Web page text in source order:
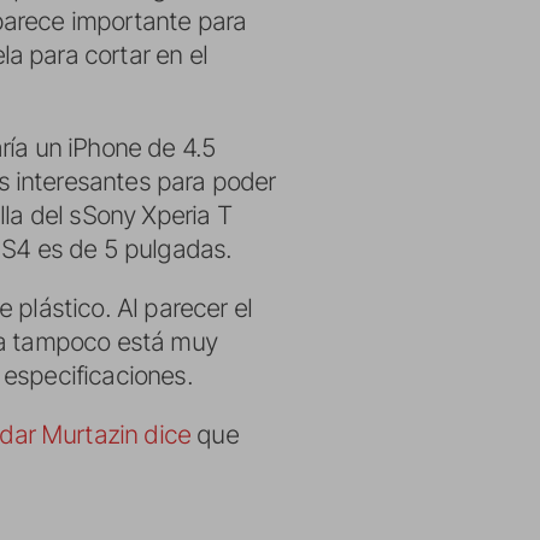
importante para
para cortar en el
un iPhone de 4.5
interesantes para poder
del sSony Xperia T
es de 5 pulgadas.
plástico. Al parecer el
tampoco está muy
Murtazin dice que